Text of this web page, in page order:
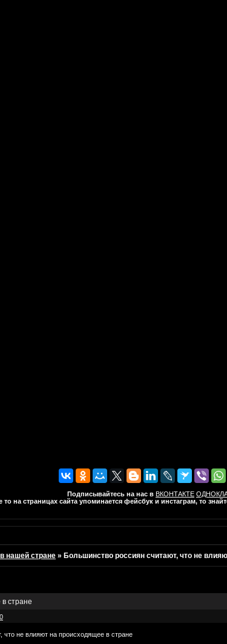
Подписывайтесь на нас в ВКОНТАКТЕ
на страницах сайта упоминается фейсбук и инстаграм, то
нашей стране » Большинство россиян считают, что не
стране
что не влияют на происходящее в стране